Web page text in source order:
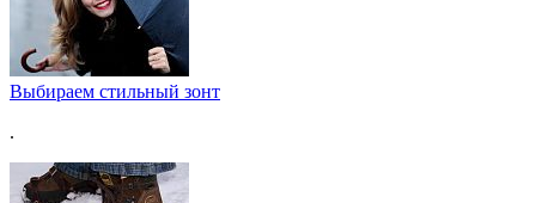
Выбираем стильный зонт
.